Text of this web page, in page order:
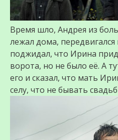
Время шло, Андрея из
лежал дома, передвигался
поджидал, что Ирина
ворота, но не было её. А
его и сказал, что мать
селу, что не бывать